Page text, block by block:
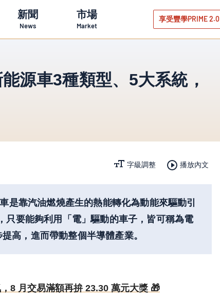
新聞
News
市場
Market
享受豐學PRIME 2.0
源車3種類型、5大系統，
字級調整 播放內文
是靠汽油燃燒產生的熱能轉化為動能來驅動引
只要能夠利用「電」驅動的車子，皆可稱為電
高，進而帶動整個半導體產業。
8 月交易滿額再拚 23.30 萬元大獎 🎁